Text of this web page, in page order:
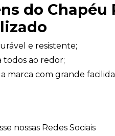
do Chapéu
e resistente;
todos ao redor;
marca com grande
nossas Redes Sociais